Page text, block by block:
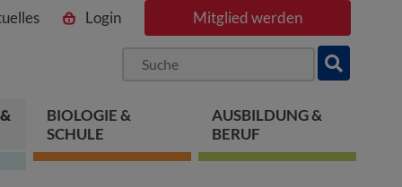
Login Mitglied werden
BIOLOGIE &
SCHULE
AUSBILDUNG &
BERUF